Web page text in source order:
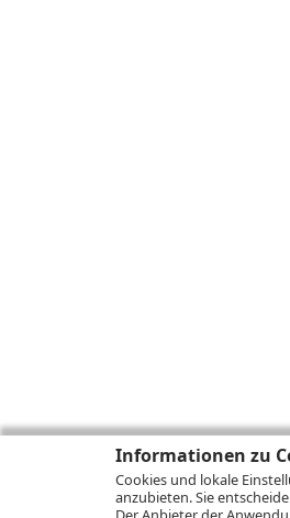
Informationen zu
Cookies und lokale
anzubieten. Sie